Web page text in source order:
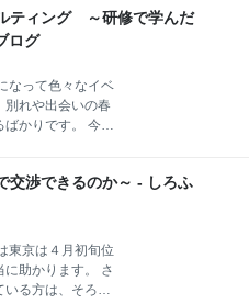
、職種名にもアピ
初めての方のため
ス特化型SNS、
のです。 本日
なるのか、につい
ので、LinkedIn初
い場合に、やっ
１．写真を入れる
る側にも言われ
間は
ティング ～研修で学んだ
ログ
なって色々なイベ
別れや出会いの春
ばかりです。 今日
ション技法 ２．キ
３．研修を受けた
ョン技法 基本的
理士、産業カウン
まずは病気を治し
談ができないか
渉できるのか～ - しろふ
東京は４月初旬位
助かります。 さ
いる方は、そろそ